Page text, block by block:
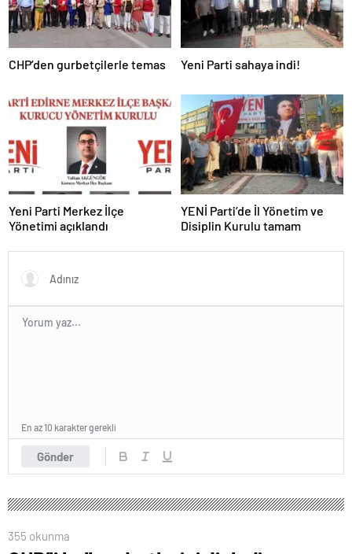
CHP’den gurbetçilerle temas Yeni Parti sahaya indi!
Yeni Parti Merkez İlçe
Yönetimi açıklandı
YENİ Parti’de İl Yönetim ve
Disiplin Kurulu tamam
Gönder
En az 10 karakter gerekli
355 okunma